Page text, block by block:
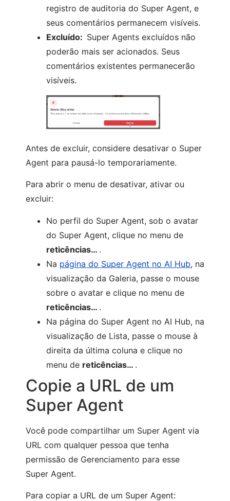
registro de auditoria do Super Agent, e
seus comentários permanecem visíveis.
Excluído: Super Agents excluídos não
poderão mais ser acionados. Seus
comentários existentes permanecerão
visíveis.
Antes de excluir, considere desativar o Super
Agent para pausá-lo temporariamente.
Para abrir o menu de desativar, ativar ou
excluir:
No perfil do Super Agent, sob o avatar
do Super Agent, clique no menu de
reticências… .
Na página do Super Agent no AI Hub, na
visualização da Galeria, passe o mouse
sobre o avatar e clique no menu de
reticências… .
Na página do Super Agent no AI Hub, na
visualização de Lista, passe o mouse à
direita da última coluna e clique no
menu de reticências… .
Copie a URL de um
Super Agent
Você pode compartilhar um Super Agent via
URL com qualquer pessoa que tenha
permissão de Gerenciamento para esse
Super Agent.
Para copiar a URL de um Super Agent: